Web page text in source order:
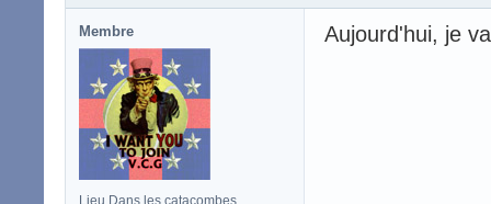
Membre
Lieu Dans les catacombes
Aujourd'hui, je